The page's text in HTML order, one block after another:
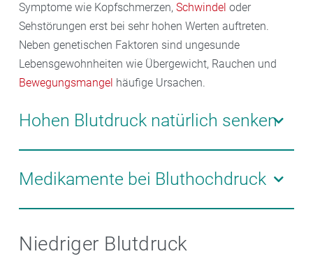
Symptome wie Kopfschmerzen, Schwindel oder
Sehstörungen erst bei sehr hohen Werten auftreten.
Neben genetischen Faktoren sind ungesunde
Lebensgewohnheiten wie Übergewicht, Rauchen und
Bewegungsmangel häufige Ursachen.
Hohen Blutdruck natürlich senken
Die gute Nachricht ist: Primärer Bluthochdruck lässt
sich gut in den Griff bekommen. Wie die Therapie
ab. Die Behandlung beginnt in der Regel mit einer
regelmäßige Bewegung und Stressabbau. Ab Werten
Medikamente bei Bluthochdruck
Es gibt sechs Hauptgruppen von Blutdrucksenkern,
minimieren:
Niedriger Blutdruck